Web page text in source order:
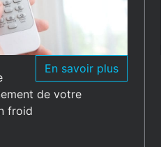
En savoir plus
de votre
froid